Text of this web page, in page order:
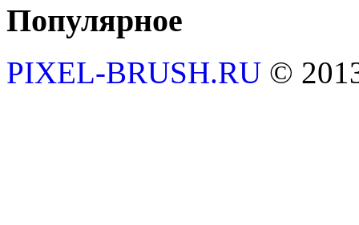
Популярное
PIXEL-BRUSH.RU ©